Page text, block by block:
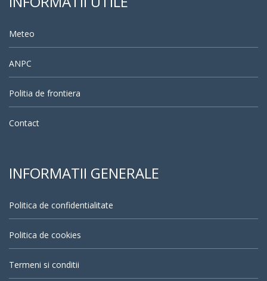
Meteo
ANPC
Politia de frontiera
Contact
INFORMATII GENERALE
Politica de confidentialitate
Politica de cookies
Termeni si conditii